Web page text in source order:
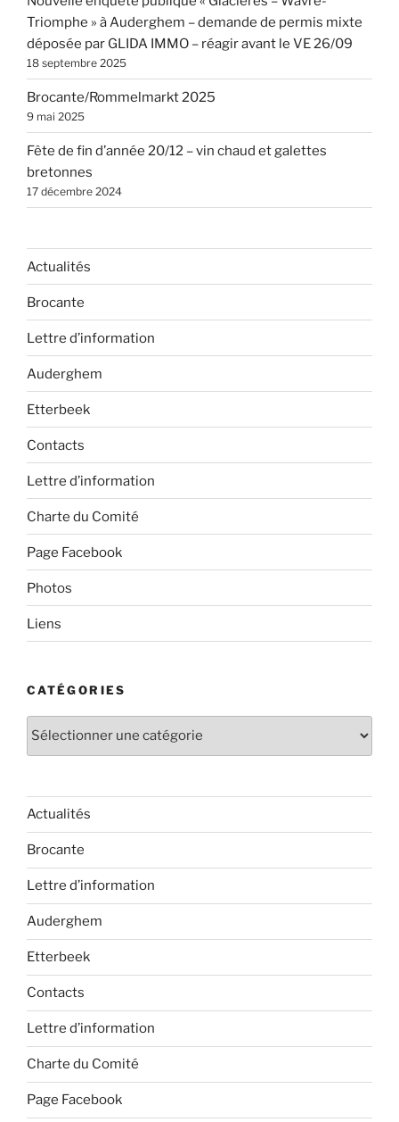
Triomphe » à Auderghem – demande de permis mixte
déposée par GLIDA IMMO – réagir avant le VE 26/09
18 septembre 2025
Brocante/Rommelmarkt 2025
9 mai 2025
Fête de fin d’année 20/12 – vin chaud et galettes
bretonnes
17 décembre 2024
Actualités
Brocante
Lettre d’information
Auderghem
Etterbeek
Contacts
Lettre d’information
Charte du Comité
Page Facebook
Photos
Liens
CATÉGORIES
Catégories
Actualités
Brocante
Lettre d’information
Auderghem
Etterbeek
Contacts
Lettre d’information
Charte du Comité
Page Facebook